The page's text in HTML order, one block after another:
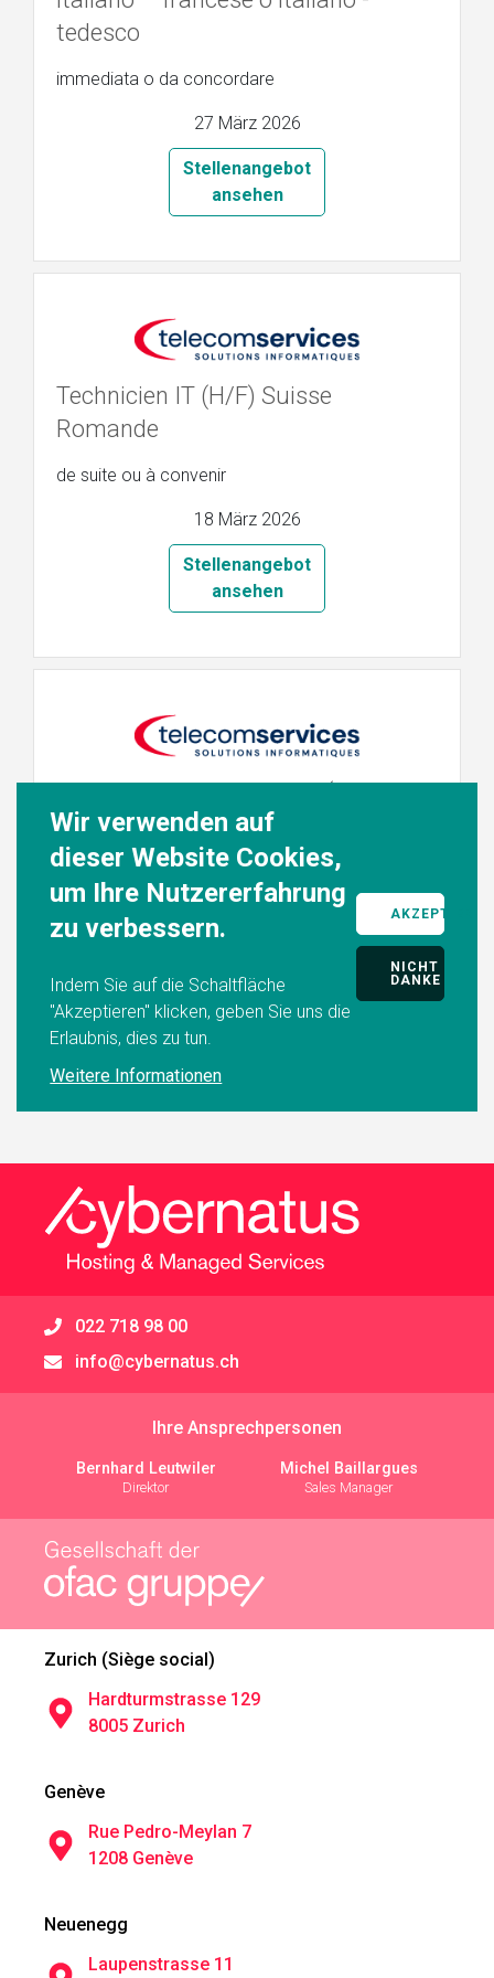
022 718 98 00
info@cybernatus.ch
Ihre Ansprechpersonen
Bernhard Leutwiler
Direktor
Michel Baillargues
Sales Manager
Zurich (Siège social)
Hardturmstrasse 129
8005 Zurich
Genève
Rue Pedro-Meylan 7
1208 Genève
Neuenegg
Laupenstrasse 11